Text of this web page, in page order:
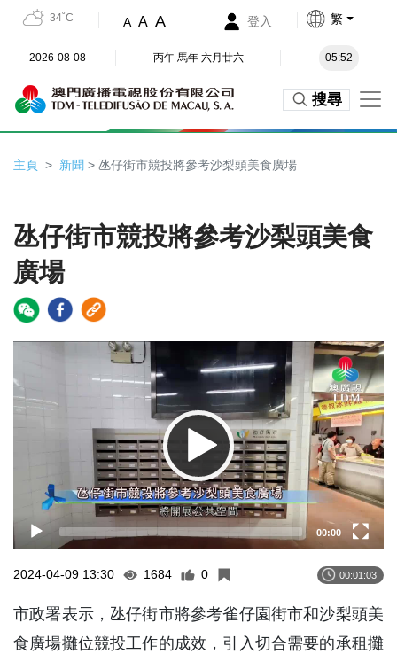
34˚C A A A 登入 繁
2026-08-08 丙午 馬年 六月廿六 05:52
搜尋
主頁 新聞 > 氹仔街市競投將參考沙梨頭美食廣場
氹仔街市競投將參考沙梨頭美食
廣場
00:00
2024-04-09 13:30 1684 0 00:01:03
市政署表示，氹仔街市將參考雀仔園街市和沙梨頭美
食廣場攤位競投工作的成效，引入切合需要的承租攤